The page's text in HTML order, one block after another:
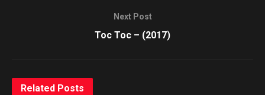
Next Post
Toc Toc – (2017)
Related Posts